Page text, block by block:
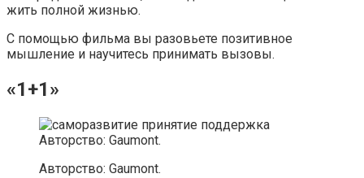
жить полной жизнью.
С помощью фильма вы разовьете позитивное
мышление и научитесь принимать вызовы.
«1+1»
Авторство: Gaumont.
Авторство: Gaumont.